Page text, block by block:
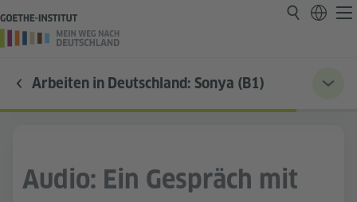
Arbeiten in Deutschland: Sonya (B1)
Audio: Ein Gespräch mit